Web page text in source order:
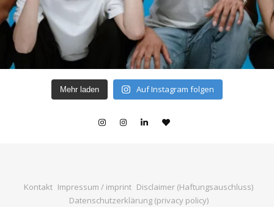
Mehr laden Auf Instagram folgen
Kontakt Impressum / imprint Disclaimer (Haftungsauschluss)
Datenschutzerklärung (privacy policy)